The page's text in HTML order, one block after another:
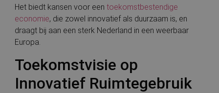
Het biedt kansen voor een toekomstbestendige
economie, die zowel innovatief als duurzaam is, en
draagt bij aan een sterk Nederland in een weerbaar
Europa.
Toekomstvisie op
Innovatief Ruimtegebruik